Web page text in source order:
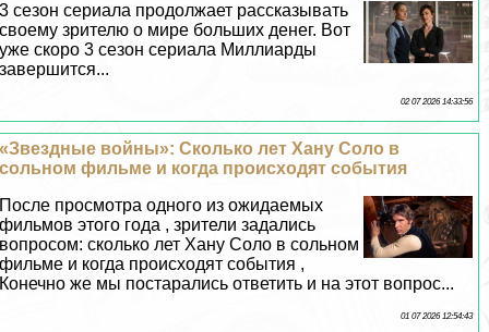
3 сезон сериала продолжает рассказывать
своему зрителю о мире больших денег. Вот
уже скоро 3 сезон сериала Миллиарды
завершится...
02 07 2026 14:33:56
«Звездные войны»: Сколько лет Хану Соло в
сольном фильме и когда происходят события
После просмотра одного из ожидаемых
фильмов этого года , зрители задались
вопросом: сколько лет Хану Соло в сольном
фильме и когда происходят события ,
Конечно же мы постарались ответить и на этот вопрос...
01 07 2026 12:54:43